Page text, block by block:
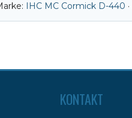
IHC MC Cormick D-440 ·
KONTAKT